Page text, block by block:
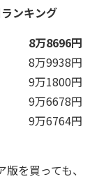
ンキング
8万8696円
8万9938円
9万1800円
9万6678円
9万6764円
を買っても、